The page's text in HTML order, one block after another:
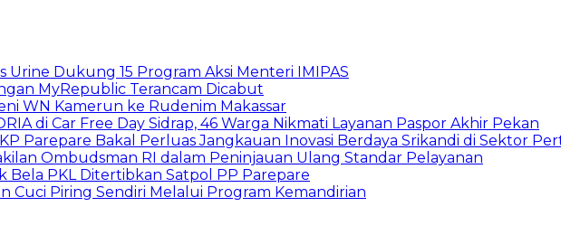
Urine Dukung 15 Program Aksi Menteri IMIPAS
MyRepublic Terancam Dicabut
WN Kamerun ke Rudenim Makassar
di Car Free Day Sidrap, 46 Warga Nikmati Layanan Paspor Akhir Pekan
Parepare Bakal Perluas Jangkauan Inovasi Berdaya Srikandi di Sektor
Ombudsman RI dalam Peninjauan Ulang Standar Pelayanan
Bela PKL Ditertibkan Satpol PP Parepare
Cuci Piring Sendiri Melalui Program Kemandirian